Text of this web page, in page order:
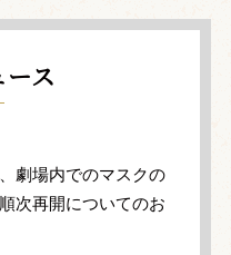
ス
劇場内でのマスクの
次再開についてのお